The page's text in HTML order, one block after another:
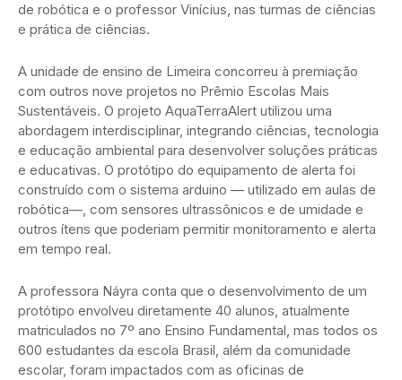
de robótica e o professor Vinícius, nas turmas de ciências
e prática de ciências.
A unidade de ensino de Limeira concorreu à premiação
com outros nove projetos no Prêmio Escolas Mais
Sustentáveis. O projeto AquaTerraAlert utilizou uma
abordagem interdisciplinar, integrando ciências, tecnologia
e educação ambiental para desenvolver soluções práticas
e educativas. O protótipo do equipamento de alerta foi
construído com o sistema arduino — utilizado em aulas de
robótica—, com sensores ultrassônicos e de umidade e
outros ítens que poderiam permitir monitoramento e alerta
em tempo real.
A professora Náyra conta que o desenvolvimento de um
protótipo envolveu diretamente 40 alunos, atualmente
matriculados no 7º ano Ensino Fundamental, mas todos os
600 estudantes da escola Brasil, além da comunidade
escolar, foram impactados com as oficinas de